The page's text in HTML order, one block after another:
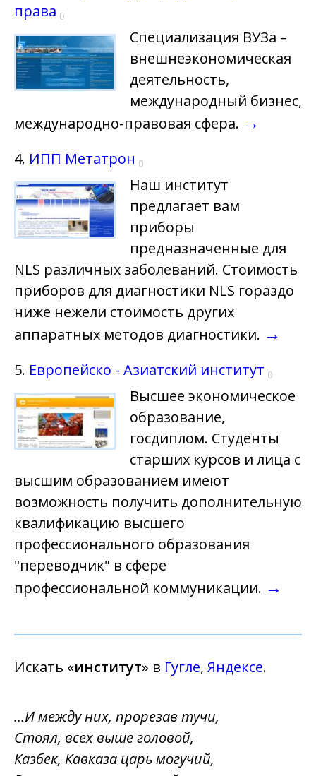
права 0
Специализация ВУЗа –
внешнеэкономическая
деятельность,
международный бизнес,
международно-правовая сфера. →
4. ИПП Метатрон 0
Наш институт
предлагает вам
приборы
предназначенные для
NLS различных заболеваний. Стоимость
приборов для диагностики NLS гораздо
ниже нежели стоимость других
аппаратных методов диагностики. →
5. Европейско - Азиатский институт 0
Высшее экономическое
образование,
госдиплом. Студенты
старших курсов и лица с
высшим образованием имеют
возможность получить дополнительную
квалификацию высшего
профессионального образования
"переводчик" в сфере
профессиональной коммуникации. →
Искать «институт» в Гугле, Яндексе.
...И между них, прорезав тучи,
Стоял, всех выше головой,
Казбек, Кавказа царь могучий,